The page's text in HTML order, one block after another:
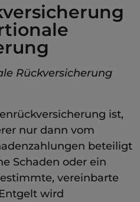
Rückversicherung
ist,
nur dann vom
beteiligt
Schaden oder ein
vereinbarte
wird